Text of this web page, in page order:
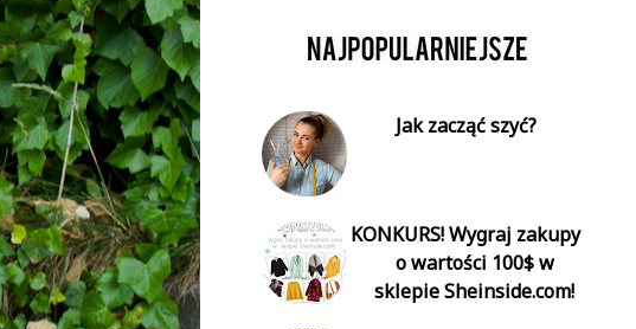
Jak zacząć szyć?
KONKURS! Wygraj zakupy
o wartości 100$ w
sklepie Sheinside.com!